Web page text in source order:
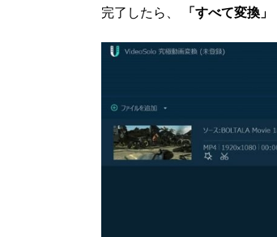
完了したら、
「すべて変換」